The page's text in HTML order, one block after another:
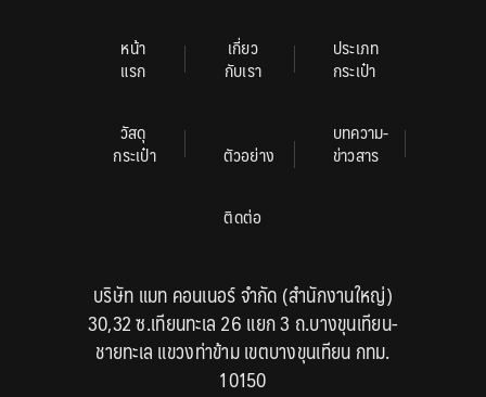
หน้า
แรก
เกี่ยว
กับเรา
ประเภท
กระเป๋า
วัสดุ
กระเป๋า ตัวอย่าง
บทความ-
ข่าวสาร
ติดต่อ
บริษัท แมท คอนเนอร์ จำกัด (สำนักงานใหญ่)
30,32 ซ.เทียนทะเล 26 แยก 3 ถ.บางขุนเทียน-
ชายทะเล แขวงท่าข้าม เขตบางขุนเทียน กทม.
10150